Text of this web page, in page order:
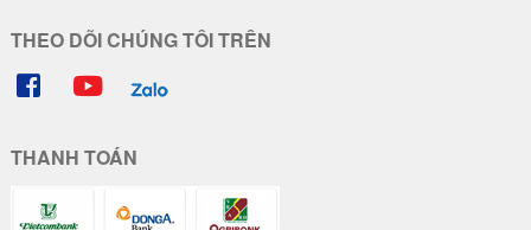
THEO DÕI CHÚNG TÔI TRÊN
THANH TOÁN